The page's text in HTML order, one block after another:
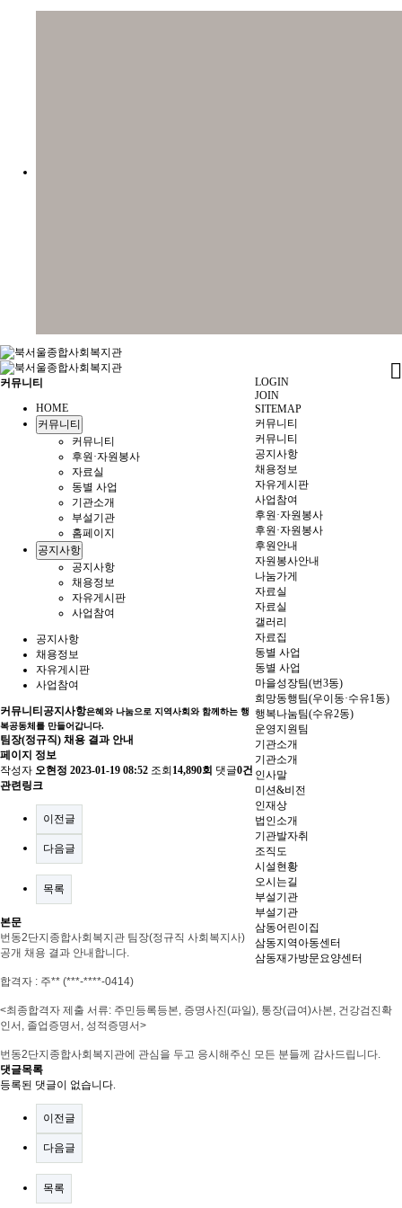
LOGIN
JOIN
SITEMAP
커뮤니티
커뮤니티
공지사항
채용정보
자유게시판
사업참여
후원·자원봉사
후원·자원봉사
후원안내
자원봉사안내
나눔가게
자료실
자료실
갤러리
자료집
동별 사업
동별 사업
마을성장팀(번3동)
희망동행팀(우이동·수유1동)
행복나눔팀(수유2동)
운영지원팀
기관소개
기관소개
인사말
미션&비전
인재상
법인소개
기관발자취
조직도
시설현황
오시는길
부설기관
부설기관
삼동어린이집
삼동지역아동센터
삼동재가방문요양센터
커뮤니티
HOME
커뮤니티
커뮤니티
후원·자원봉사
자료실
동별 사업
기관소개
부설기관
홈페이지
공지사항
공지사항
채용정보
자유게시판
사업참여
공지사항
채용정보
자유게시판
사업참여
커뮤니티 공지사항은혜와 나눔으로 지역사회와 함께하는 행
복공동체를 만들어갑니다.
팀장(정규직) 채용 결과 안내
페이지 정보
작성자 오현정 2023-01-19 08:52 조회 14,890회 댓글0건
관련링크
이전글
다음글
목록
본문
번동2단지종합사회복지관 팀장(정규직 사회복지사)
공개 채용 결과 안내합니다.
합격자 : 주** (***-****-0414)
<최종합격자 제출 서류: 주민등록등본, 증명사진(파일), 통장(급여)사본, 건강검진확
인서 , 졸업증명서 , 성적증명서>
번동2단지종합사회복지관에 관심을 두고 응시해주신 모든 분들께 감사드립니다.
댓글목록
등록된 댓글이 없습니다.
이전글
다음글
목록